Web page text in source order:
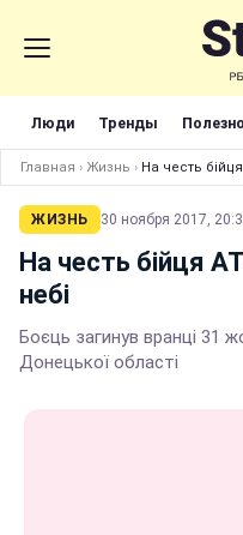
Люди Тренды
Главная › Жизнь › На честь
ЖИЗНЬ 30 ноября 2017,
На честь бійця
небі
Боєць загинув вранці 31
Донецької області